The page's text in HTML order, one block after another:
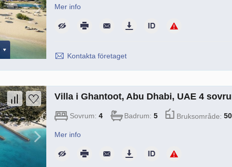
Mer info
Kontakta företaget
Villa i Ghantoot, Abu Dhabi, UAE 4
Sovrum: 4 Badrum: 5 Bruksområde:
Mer info